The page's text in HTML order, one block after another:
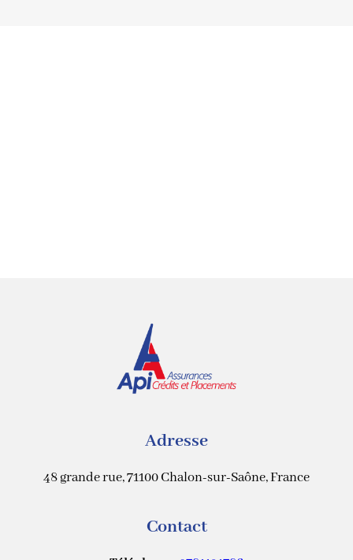
Adresse
48 grande rue, 71100 Chalon-sur-Saône, France
Contact